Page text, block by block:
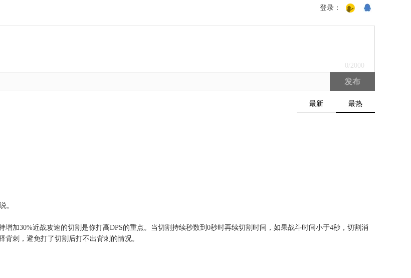
登录：
0 /2000
发布
最新 最热
说。
加30%近战攻速的切割是你打高DPS的重点。当切割持续秒数到0秒时再续切割时间，如果战斗时间小于4秒，切割消
刺，避免打了切割后打不出背刺的情况。